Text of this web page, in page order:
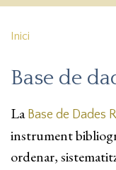
Inici
Base de
La Base de Dades
instrument
ordenar,